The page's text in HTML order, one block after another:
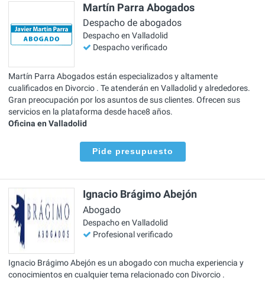
Martín Parra Abogados
Despacho de abogados
Despacho en Valladolid
Despacho verificado
Martín Parra Abogados están especializados y altamente
cualificados en Divorcio . Te atenderán en Valladolid y alrededores.
Gran preocupación por los asuntos de sus clientes. Ofrecen sus
servicios en la plataforma desde hace8 años.
Oficina en Valladolid
Pide presupuesto
Ignacio Brágimo Abejón
Abogado
Despacho en Valladolid
Profesional verificado
Ignacio Brágimo Abejón es un abogado con mucha experiencia y
conocimientos en cualquier tema relacionado con Divorcio .